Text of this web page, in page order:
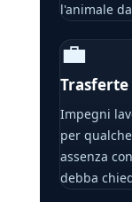
l'animale
💼
Impegni
per
assenza
debba